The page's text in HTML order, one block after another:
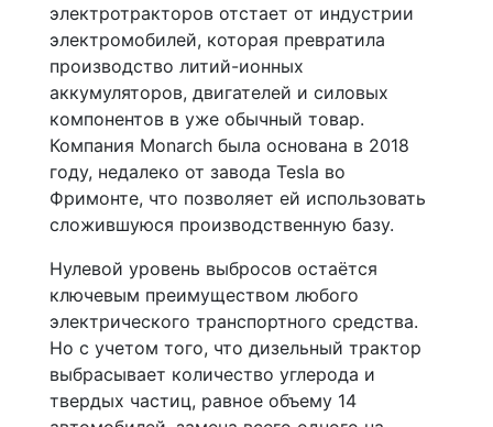
электротракторов отстает от индустрии
электромобилей, которая превратила
производство литий-ионных
аккумуляторов, двигателей и силовых
компонентов в уже обычный товар.
Компания Monarch была основана в 2018
году, недалеко от завода Tesla во
Фримонте, что позволяет ей использовать
сложившуюся производственную базу.
Нулевой уровень выбросов остаётся
ключевым преимуществом любого
электрического транспортного средства.
Но с учетом того, что дизельный трактор
выбрасывает количество углерода и
твердых частиц, равное объему 14